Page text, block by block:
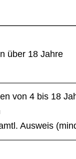
über 18 Jahre
von 4 bis 18
Ausweis